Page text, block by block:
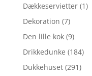
Dækkeservietter (1)
Dekoration (7)
Den lille kok (9)
Drikkedunke (184)
Dukkehuset (291)